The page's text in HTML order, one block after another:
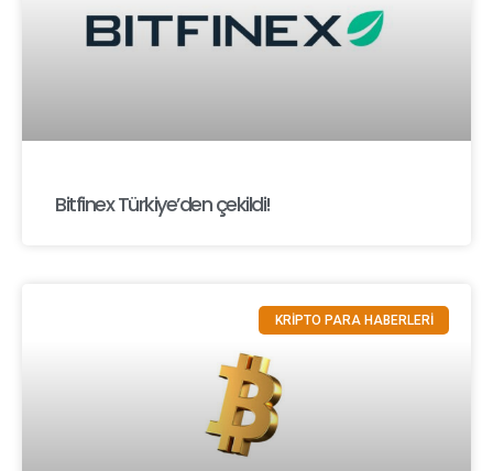
Bitfinex Türkiye’den çekildi!
KRİPTO PARA HABERLERİ